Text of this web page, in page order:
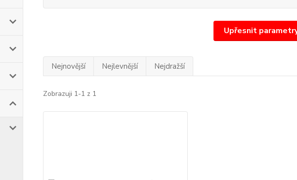
Upřesnit
Nejnovější Nejlevnější Nejdražší
Zobrazuji 1-1 z 1